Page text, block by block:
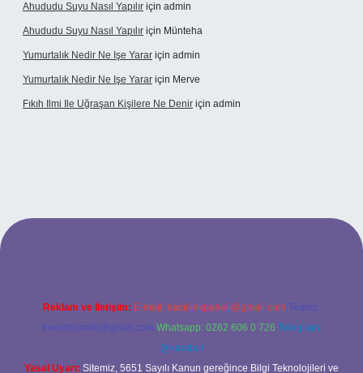
Ahududu Suyu Nasıl Yapılır için admin
Ahududu Suyu Nasıl Yapılır için Münteha
Yumurtalık Nedir Ne Işe Yarar için admin
Yumurtalık Nedir Ne Işe Yarar için Merve
Fıkıh Ilmi Ile Uğraşan Kişilere Ne Denir için admin
Reklam ve İletişim: E-mail: backlinkpaneli@gmail.com Teams:
forumhizmeti@gmail.com Whatsapp: 0262 606 0 726 Telegram:
@karabul
Yasal Uyarı: Sitemiz, 5651 Sayılı Kanun gereğince Bilgi Teknolojileri ve